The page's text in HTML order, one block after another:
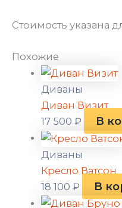
Стоимость указана
Похожие
Диваны
Диван Визит
17 500₽ В
Диваны
Кресло Ватсон
18 100₽ В